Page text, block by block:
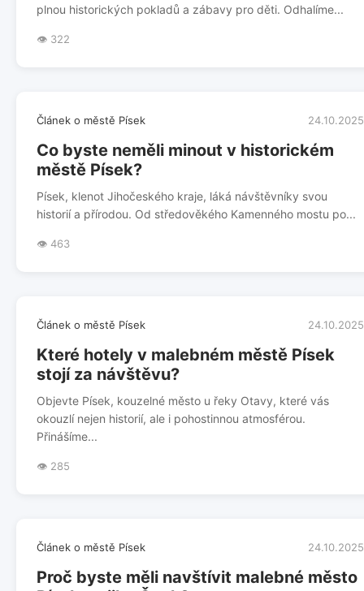
plnou historických pokladů a zábavy pro děti. Odhalíme...
👁️ 322
Článek o městě Písek 24.10.2025
Co byste neměli minout v historickém
městě Písek?
Písek, klenot Jihočeského kraje, láká návštěvníky svou
historií a přírodou. Od středověkého Kamenného mostu po...
👁️ 463
Článek o městě Písek 24.10.2025
Které hotely v malebném městě Písek
stojí za návštěvu?
Objevte Písek, kouzelné město u řeky Otavy, které vás
okouzlí nejen historií, ale i pohostinnou atmosférou.
Přinášíme...
👁️ 285
Článek o městě Písek 24.10.2025
Proč byste měli navštívit malebné město